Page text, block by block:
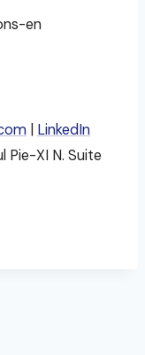
en
| LinkedIn
Pie-XI N. Suite